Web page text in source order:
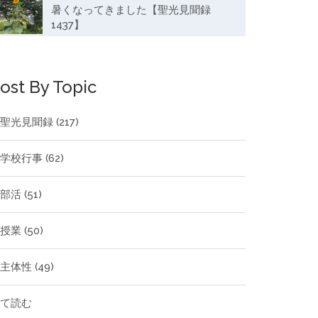
暑くなってきました【聖光見聞録
1437】
By Topic
聖光見聞録(217)
学校行事(62)
部活(51)
授業(50)
主体性(49)
読む